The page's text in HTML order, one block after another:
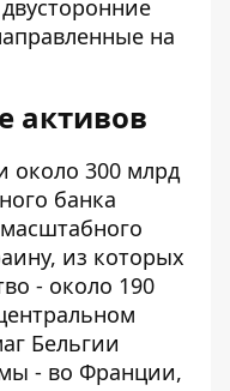
на
активов
около 300 млрд
банка
из которых
- около 190
Бельгии
- во Франции,